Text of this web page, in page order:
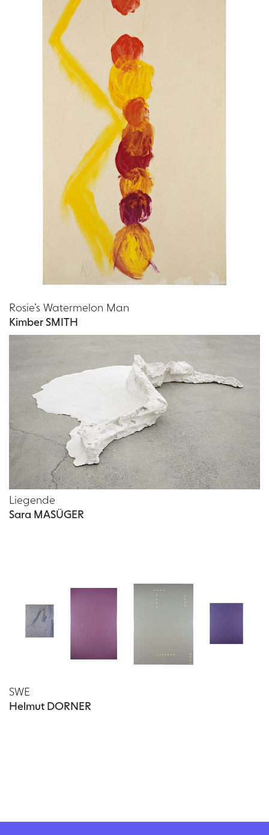
Vous aimerez peut-être les oeuvres
Rosie’s Watermelon Man
Kimber SMITH
Liegende
Sara MASÜGER
SWE
Helmut DORNER